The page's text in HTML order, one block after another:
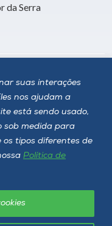
suas interações
nos ajudam a
está sendo usado,
sob medida para
os tipos diferentes de
Política de
da Serra